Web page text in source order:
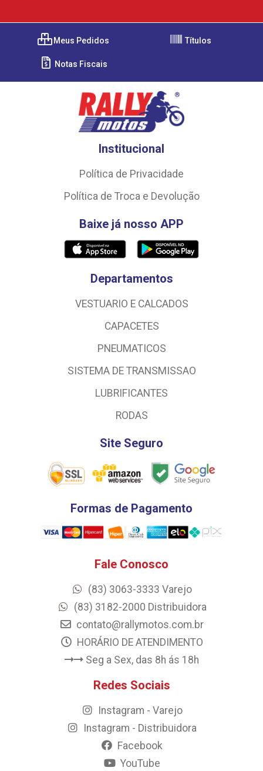
Meus Pedidos Títulos
Notas Fiscais
Institucional
Política de Privacidade
Política de Troca e Devolução
Baixe já nosso APP
Departamentos
VESTUARIO E CALCADOS
CAPACETES
PNEUMATICOS
SISTEMA DE TRANSMISSAO
LUBRIFICANTES
RODAS
Site Seguro
Formas de Pagamento
Fale Conosco
(83) 3063-3333 Varejo
(83) 3182-2000 Distribuidora
contato@rallymotos.com.br
HORÁRIO DE ATENDIMENTO
Seg a Sex, das 8h ás 18h
Redes Sociais
Instagram - Varejo
Instagram - Distribuidora
Facebook
YouTube